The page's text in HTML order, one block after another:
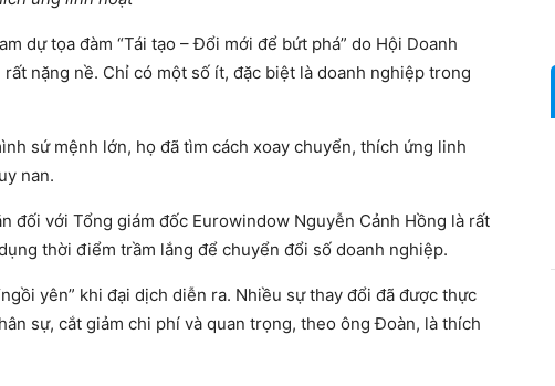
dự tọa đàm “Tái tạo – Đổi mới để bứt phá” do Hội Doanh
nặng nề. Chỉ có một số ít, đặc biệt là doanh nghiệp trong
sứ mệnh lớn, họ đã tìm cách xoay chuyển, thích ứng linh
nan.
đối với Tổng giám đốc Eurowindow Nguyễn Cảnh Hồng là rất
thời điểm trầm lắng để chuyển đổi số doanh nghiệp.
yên” khi đại dịch diễn ra. Nhiều sự thay đổi đã được thực
sự, cắt giảm chi phí và quan trọng, theo ông Đoàn, là thích